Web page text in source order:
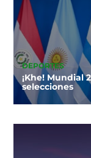
DEPORTES
¡Khe! Mundial
selecciones